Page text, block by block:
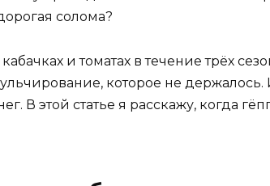
солома?
и томатах в течение трёх
которое не
В этой статье я расскажу, когда